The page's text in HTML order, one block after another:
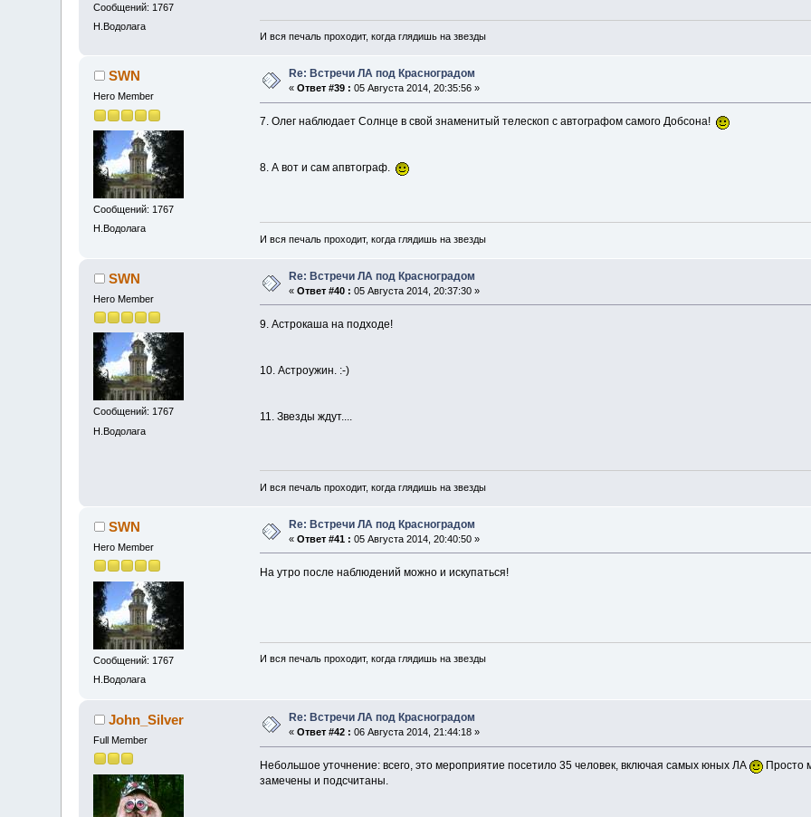
Сообщений: 1767
Н.Водолага
И вся печаль проходит, когда глядишь на звезды
SWN
Hero Member
Сообщений: 1767
Н.Водолага
Re: Встречи ЛА под Красноградом
«Ответ #39 : 05 Августа 2014, 20:35:56 »
7. Олег наблюдает Солнце в свой знаменитый телескоп с автографом самого Добсона!
8. А вот и сам апвтограф.
И вся печаль проходит, когда глядишь на звезды
SWN
Hero Member
Сообщений: 1767
Н.Водолага
Re: Встречи ЛА под Красноградом
«Ответ #40 : 05 Августа 2014, 20:37:30 »
9. Астрокаша на подходе!
10. Астроужин. :-)
11. Звезды ждут....
И вся печаль проходит, когда глядишь на звезды
SWN
Hero Member
Сообщений: 1767
Н.Водолага
Re: Встречи ЛА под Красноградом
«Ответ #41 : 05 Августа 2014, 20:40:50 »
На утро после наблюдений можно и искупаться!
И вся печаль проходит, когда глядишь на звезды
John_Silver
Full Member
Re: Встречи ЛА под Красноградом
«Ответ #42 : 06 Августа 2014, 21:44:18 »
Небольшое уточнение: всего, это мероприятие посетило 35 человек, включая самых юных ЛА
Просто
замечены и подсчитаны.